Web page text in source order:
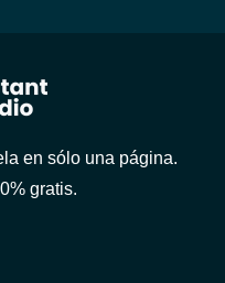
en sólo una página.
gratis.